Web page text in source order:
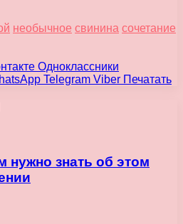
необычное свинина сочетание
Одноклассники
Telegram Viber Печатать
нужно знать об этом